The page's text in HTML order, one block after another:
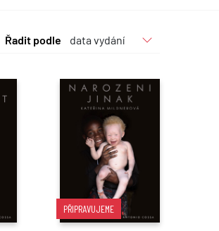
Řadit podle
PŘIPRAVUJEME